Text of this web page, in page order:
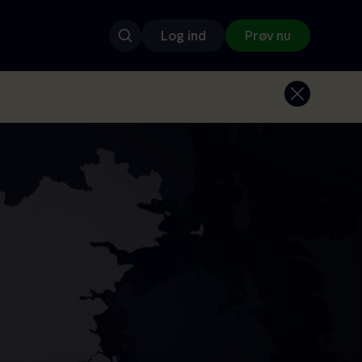
Log ind Prøv nu